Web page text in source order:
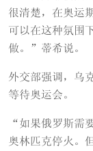
很清楚，在奥运
可以在这种氛围
做。”蒂希说。
外交部强调，乌
等待奥运会。
“如果俄罗斯需
奥林匹克停火。